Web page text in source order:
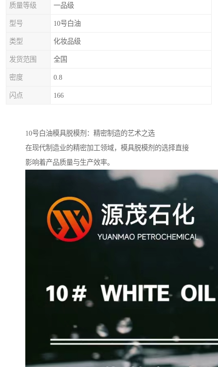
质量等级 一品级
型号 10号白油
类型 化妆品级
发货范围 全国
密度 0.8
闪点 166
10号白油模具脱模剂：精密制造的艺术之选
在现代制造业的精密加工领域，模具脱模剂的选择直接
影响着产品质量与生产效率。